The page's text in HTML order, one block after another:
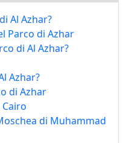
Al Azhar?
Parco di Azhar
di Al Azhar?
Azhar?
di Azhar
di Muhammad